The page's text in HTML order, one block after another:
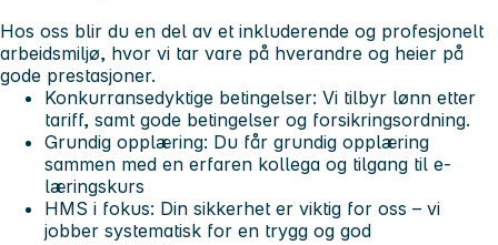
Hos oss blir du en del av et inkluderende og profesjonelt
arbeidsmiljø, hvor vi tar vare på hverandre og heier på
gode prestasjoner.
Konkurransedyktige betingelser: Vi tilbyr lønn etter
tariff, samt gode betingelser og forsikringsordning.
Grundig opplæring: Du får grundig opplæring
sammen med en erfaren kollega og tilgang til e-
læringskurs
HMS i fokus: Din sikkerhet er viktig for oss – vi
jobber systematisk for en trygg og god